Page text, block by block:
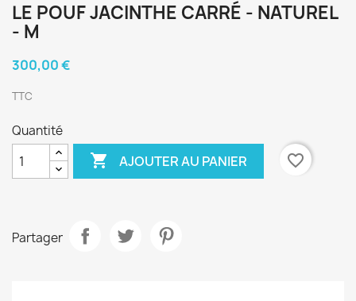
LE POUF JACINTHE CARRÉ - NATUREL
- M
300,00 €
TTC
Quantité
 AJOUTER AU PANIER favorite_border
Partager